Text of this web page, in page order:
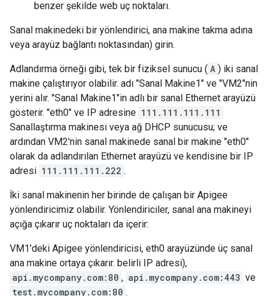
benzer şekilde web uç noktaları.
Sanal makinedeki bir yönlendirici, ana makine takma adına
veya arayüz bağlantı noktasından) girin.
Adlandırma örneği gibi, tek bir fiziksel sunucu ( A ) iki sanal
makine çalıştırıyor olabilir. adı "Sanal Makine1" ve "VM2"nin
yerini alır. "Sanal Makine1"in adlı bir sanal Ethernet arayüzü
gösterir. "eth0" ve IP adresine 111.111.111.111
Sanallaştırma makinesi veya ağ DHCP sunucusu; ve
ardından VM2'nin sanal makinede sanal bir makine "eth0"
olarak da adlandırılan Ethernet arayüzü ve kendisine bir IP
adresi 111.111.111.222 .
İki sanal makinenin her birinde de çalışan bir Apigee
yönlendiricimiz olabilir. Yönlendiriciler, sanal ana makineyi
açığa çıkarır uç noktaları da içerir:
VM1'deki Apigee yönlendiricisi, eth0 arayüzünde üç sanal
ana makine ortaya çıkarır. belirli IP adresi),
api.mycompany.com:80 , api.mycompany.com:443 ve
test.mycompany.com:80 .